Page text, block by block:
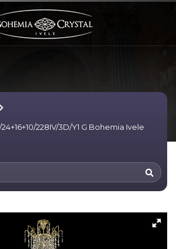
228IV/3D/Y1 G Bohemia Ivele